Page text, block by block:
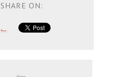
SHARE ON: